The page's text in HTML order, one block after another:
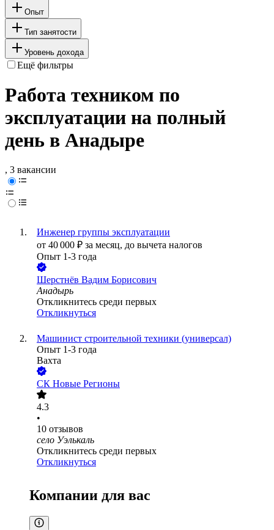
Опыт
Тип занятости
Уровень дохода
Ещё фильтры
Работа техником по
эксплуатации на полный
день в Анадыре
, 3 вакансии
Инженер группы эксплуатации
от 40 000 ₽ за месяц, до вычета налогов
Опыт 1-3 года
Шерстнёв Вадим Борисович
Анадырь
Откликнитесь среди первых
Откликнуться
Машинист строительной техники (универсал)
Опыт 1-3 года
Вахта
СК Новые Регионы
4.3
•
10 отзывов
село Уэлькаль
Откликнитесь среди первых
Откликнуться
Компании для вас